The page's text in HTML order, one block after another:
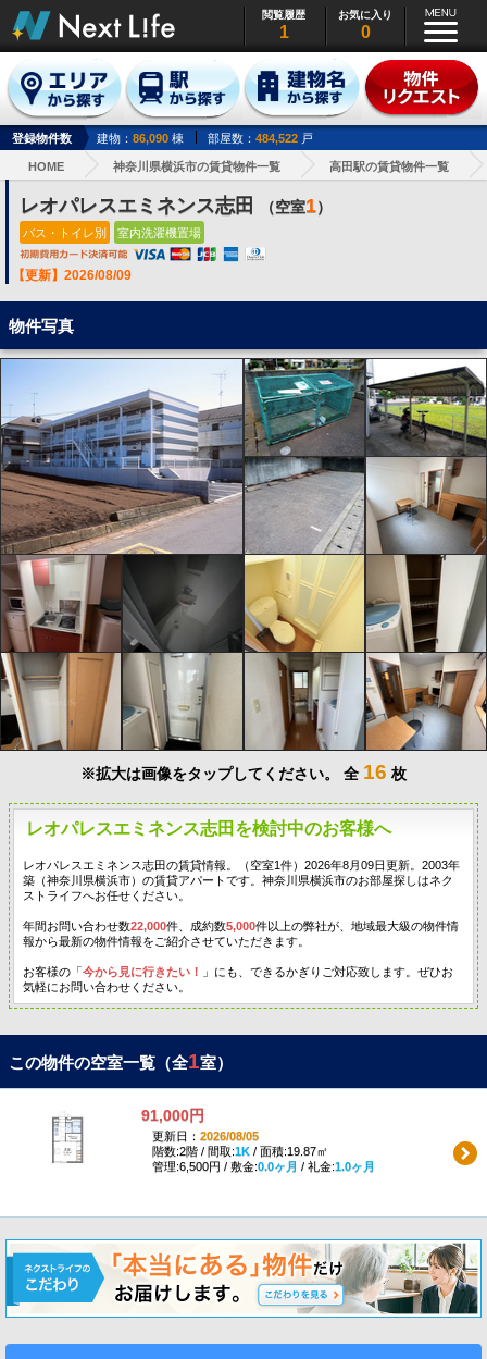
閲覧履歴
1
お気に入り
0
登録物件数 建物： 86,090 棟 部屋数： 484,522 戸
HOME 神奈川県横浜市の賃貸物件一覧 高田駅の賃貸物件一覧
レオパレスエミネンス志田 （空室1）
バス・トイレ別 室内洗濯機置場
【更新】2026/08/09
物件写真
※拡大は画像をタップしてください。 全 16 枚
レオパレスエミネンス志田を検討中のお客様へ
レオパレスエミネンス志田の賃貸情報。（空室1件）2026年8月09日更新。2003年
築（神奈川県横浜市）の賃貸アパートです。神奈川県横浜市のお部屋探しはネク
ストライフへお任せください。
年間お問い合わせ数22,000件、成約数5,000件以上の弊社が、地域最大級の物件情
報から最新の物件情報をご紹介させていただきます。
お客様の「今から見に行きたい！
」にも、できるかぎりご対応致します。ぜひお
気軽にお問い合わせください。
この物件の空室一覧（全1室）
91,000円
更新日： 2026/08/05
階数:2階 / 間取:1K/ 面積:19.87㎡
管理:6,500円 / 敷金:0.0ヶ月 / 礼金:1.0ヶ月